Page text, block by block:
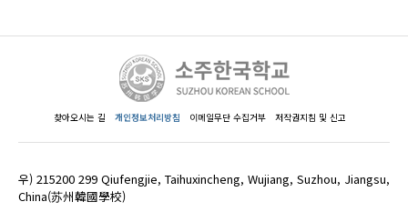
찾아오시는 길 개인정보처리방침 이메일무단 수집거부 저작권지침 및 신고
우) 215200 299 Qiufengjie, Taihuxincheng, Wujiang, Suzhou, Jiangsu,
China(苏州韓國學校)